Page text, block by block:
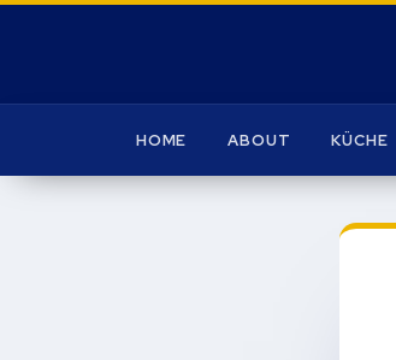
HOME ABOUT KÜCHE